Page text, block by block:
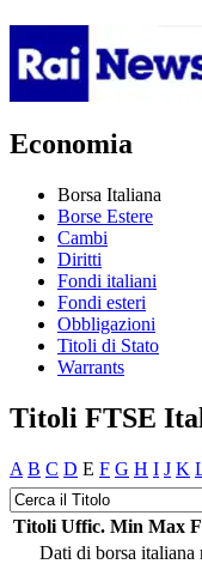
Economia
Borsa Italiana
Borse Estere
Cambi
Diritti
Fondi italiani
Fondi esteri
Obbligazioni
Titoli di Stato
Warrants
Titoli FTSE
A B C D E F G H I J K
Titoli Uffic. Min Max
Dati di borsa